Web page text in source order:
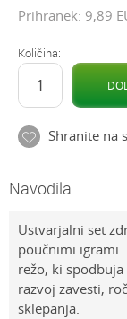
Prihranek: 9,89
Količina:
Shranite na
Navodila
Ustvarjalni set
poučnimi igrami.
režo, ki
razvoj zavesti,
sklepanja.